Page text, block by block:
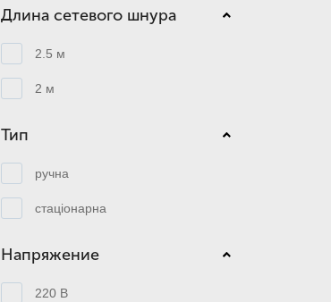
Длина сетевого шнура
2.5 м
2 м
Тип
ручна
стаціонарна
Напряжение
220 В